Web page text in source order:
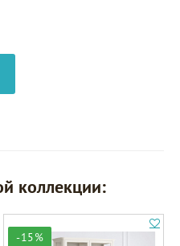
коллекции:
-15%